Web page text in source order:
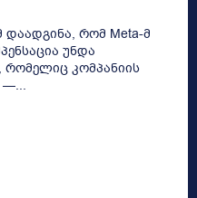
რომ Meta-მ
უნდა
რომელიც კომპანიის
—...